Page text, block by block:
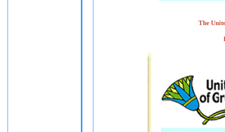
The